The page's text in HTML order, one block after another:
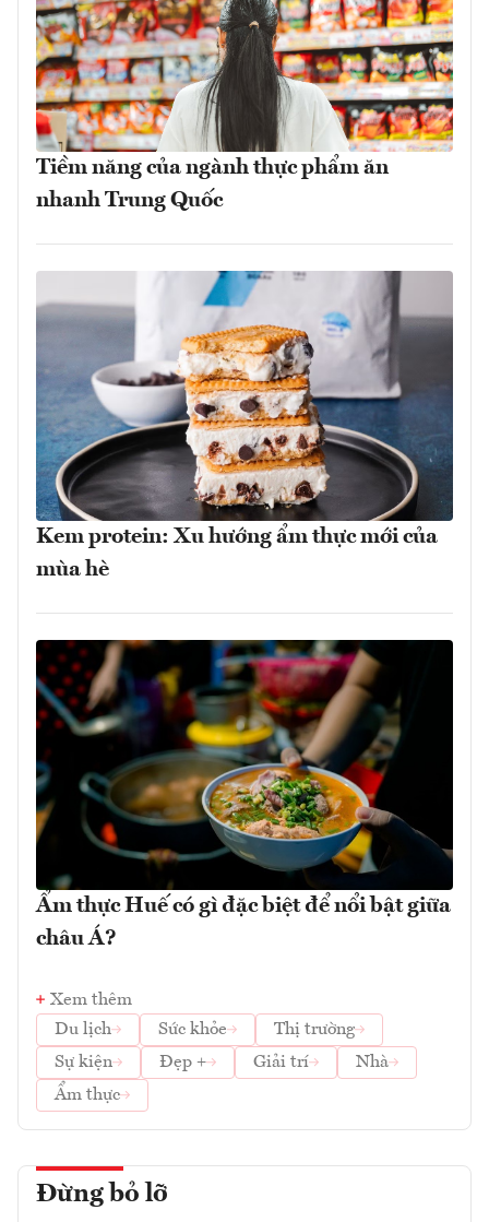
Tiềm năng của ngành thực phẩm ăn
nhanh Trung Quốc
Kem protein: Xu hướng ẩm thực mới của
mùa hè
Ẩm thực Huế có gì đặc biệt để nổi bật giữa
châu Á?
Xem thêm
Du lịch
Sức khỏe
Thị trường
Sự kiện
Đẹp + Giải trí
Nhà
Ẩm thực
Đừng bỏ lỡ